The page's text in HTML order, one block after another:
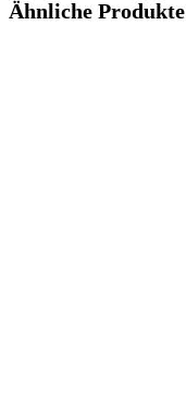
Ähnliche Produkte